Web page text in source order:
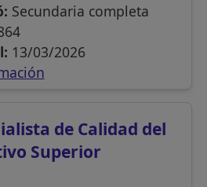
Secundaria completa
13/03/2026
de Calidad del
Superior